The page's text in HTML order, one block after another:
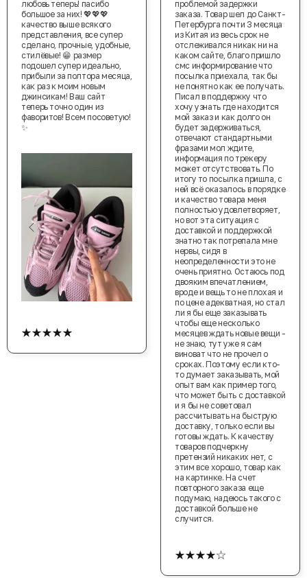
любовь теперь! пасибо
большое за них! 💖💖💖
качество выше всякого
представления, все супер
сделано, прочные, удобные,
стилёвые! 😁 размер
подошел супер идеально,
прибыли за полтора месяца,
как раз к моим новым
джинсикам! Ваш сайт
теперь точно один из
фаворитов! Всем посоветую!
✨
★★★★★
проблемой задержки
заказа. Товар шел до Санкт-
Петербурга почти 3 месяца
из Китая из весь срок не
отслеживался никак ни на
каком сайте, благо пришло
смс информирование что
посылка приехала, так бы
не понятно как ее получать.
Писал в поддержку что
хочу узнать где находится
мой заказ и как долго он
будет задерживаться,
отвечают стандартными
фразами мол ждите,
информация по трекеру
может отсутствовать. По
итогу то посылка пришла, с
ней всё оказалось в порядке
и качество товара меня
полностью удовлетворяет,
но вот эта ситуация с
доставкой и поддержкой
знатно так потрепала мне
нервы, сидя в
неопределенности это не
очень приятно. Остаюсь под
двояким впечатлением,
вроде и вещь то не плохая и
по цене адекватная, но стал
ли я бы еще заказывать
чтобы еще несколько
месяцев ждать новые вещи -
не знаю, тут уже я сам
виноват что не прочел о
сроках. Поэтому если кто-
то думает заказывать, мой
опыт вам как пример того,
что может быть с доставкой
и я бы не советовал
рассчитывать на быструю
доставку, только если вы
готовы ждать. К качеству
товаров подчеркну
претензий никаких нет, с
этим все хорошо, товар как
на картинке. На счет
повторного заказа еще
подумаю, надеюсь такого с
доставкой больше не
случится.
★★★★☆